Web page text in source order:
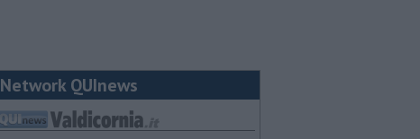
Network QUInews